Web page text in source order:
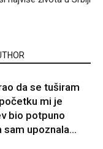
da se tuširam
mi je
bio potpuno
upoznala...